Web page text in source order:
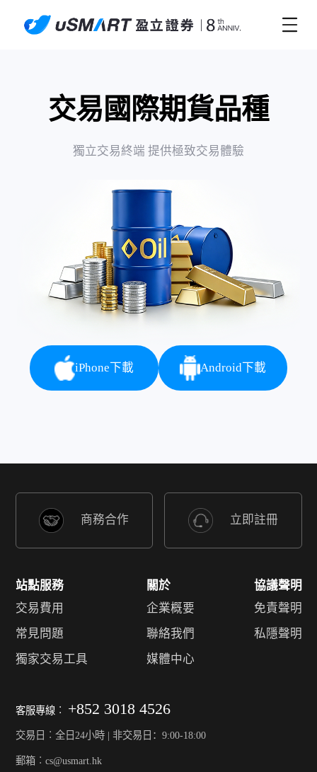
交易國際期貨品種
獨立交易終端 提供極致交易體驗
iPhone下載 Android下載
商務合作 立即註冊
站點服務
交易費用
常見問題
獨家交易工具
關於
企業概要
聯絡我們
媒體中心
協議聲明
免責聲明
私隱聲明
客服專線︰ +852 3018 4526
交易日︰全日24小時 | 非交易日：9:00-18:00
郵箱︰cs@usmart.hk